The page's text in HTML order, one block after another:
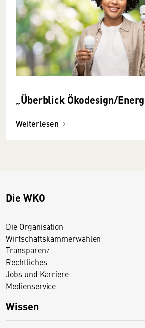
„Überblick Ökodesign/
Weiterlesen
Die WKO
Die Organisation
Wirtschaftskammerwahlen
Transparenz
Rechtliches
Jobs und Karriere
Medienservice
Wissen